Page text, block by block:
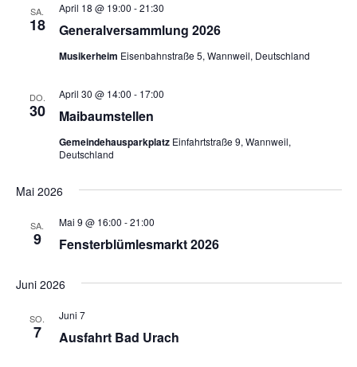
SA.
18 Generalversammlung 2026
April 18 @ 19:00 -21:30
Musikerheim Eisenbahnstraße 5, Wannweil, Deutschland
DO.
30 Maibaumstellen
April 30 @ 14:00 - 17:00
Gemeindehausparkplatz Einfahrtstraße 9, Wannweil,
Deutschland
Mai 2026
SA.
9 Fensterblümlesmarkt 2026
Mai 9 @ 16:00 -21:00
Juni 2026
SO.
7 Ausfahrt Bad Urach
Juni 7